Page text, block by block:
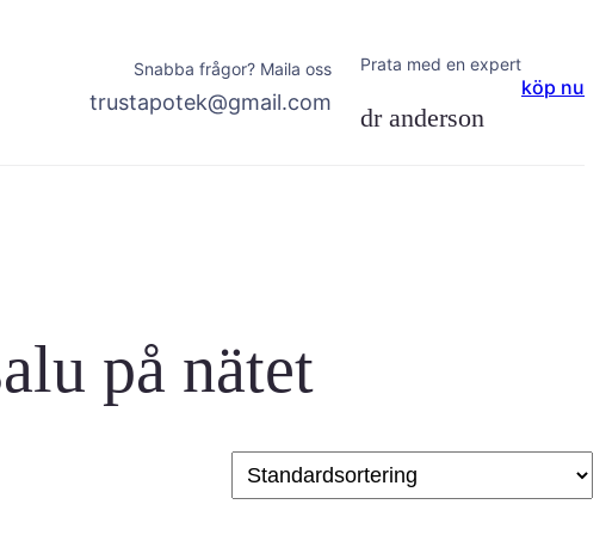
Snabba frågor? Maila oss
trustapotek@gmail.com
Prata med en expert
dr anderson
köp nu
på nätet